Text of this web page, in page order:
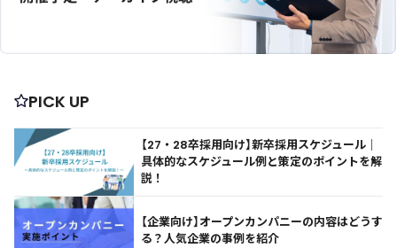
PICK UP
【27・28卒採用向け】新卒採用スケジュール｜
具体的なスケジュール例と策定のポイントを解
説！
【企業向け】オープンカンパニーの内容はどうす
る？人気企業の事例を紹介